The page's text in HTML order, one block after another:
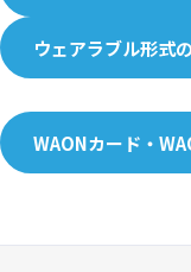
ウェアラブル形式
WAONカード・